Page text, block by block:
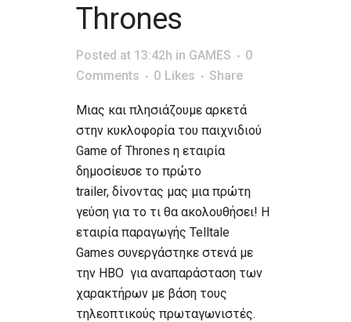
Thrones
Posted at 13:42h in GAMES
0
Comments
0 Likes Share
Μιας και πλησιάζουμε αρκετά
στην κυκλοφορία του παιχνιδιού
Game of Thrones η εταιρία
δημοσίευσε το πρώτο
trailer, δίνοντας μας μια πρώτη
γεύση για το τι θα ακολουθήσει! Η
εταιρία παραγωγής Telltale
Games συνεργάστηκε στενά με
την HBO για αναπαράσταση των
χαρακτήρων με βάση τους
τηλεοπτικούς πρωταγωνιστές.